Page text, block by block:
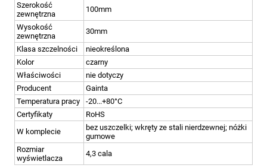
Szerokość
zewnętrzna
100mm
Wysokość
zewnętrzna
30mm
Klasa szczelności
nieokreślona
Kolor
czarny
Właściwości
nie dotyczy
Producent
Gainta
Temperatura pracy
-20...+80°C
Certyfikaty
RoHS
W komplecie
bez uszczelki; wkręty ze stali nierdzewnej; nóżki
gumowe
Rozmiar
wyświetlacza
4,3 cala